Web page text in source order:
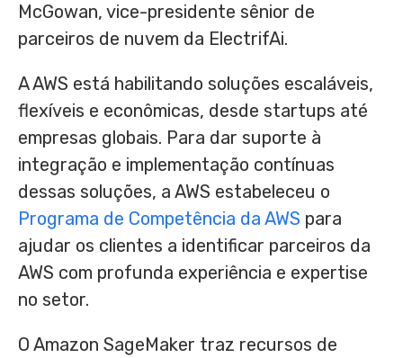
McGowan, vice-presidente sênior de
parceiros de nuvem da ElectrifAi.
A AWS está habilitando soluções escaláveis,
flexíveis e econômicas, desde startups até
empresas globais. Para dar suporte à
integração e implementação contínuas
dessas soluções, a AWS estabeleceu o
Programa de Competência da AWS para
ajudar os clientes a identificar parceiros da
AWS com profunda experiência e expertise
no setor.
O Amazon SageMaker traz recursos de